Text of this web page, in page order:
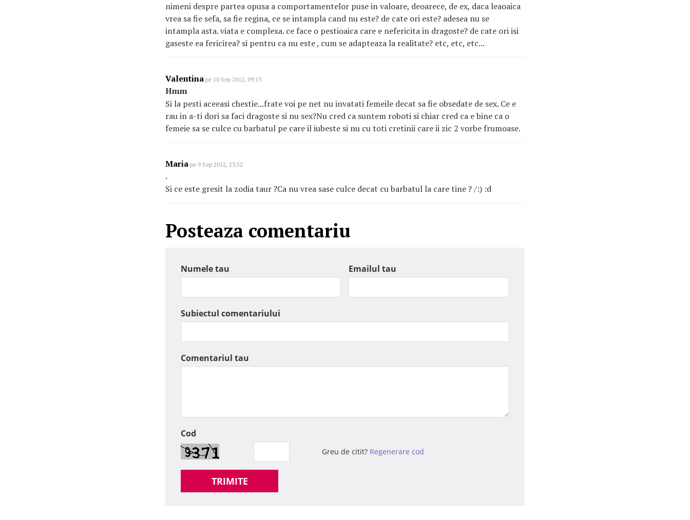
nimeni despre partea opusa a comportamentelor puse in valoare, deoarece, de ex, daca leaoaica
vrea sa fie sefa, sa fie regina, ce se intampla cand nu este? de cate ori este? adesea nu se
intampla asta. viata e complexa. ce face o pestioaica care e nefericita in dragoste? de cate ori isi
gaseste ea fericirea? si pentru ca nu este , cum se adapteaza la realitate? etc, etc, etc...
Valentina pe 10 Sep 2012, 09:13
Hmm
Si la pesti aceeasi chestie...frate voi pe net nu invatati femeile decat sa fie obsedate de sex. Ce e
rau in a-ti dori sa faci dragoste si nu sex?Nu cred ca suntem roboti si chiar cred ca e bine ca o
femeie sa se culce cu barbatul pe care il iubeste si nu cu toti cretinii care ii zic 2 vorbe frumoase.
Maria pe 9 Sep 2012, 23:52
.
Si ce este gresit la zodia taur ?Ca nu vrea sase culce decat cu barbatul la care tine ? /:) :d
Posteaza comentariu
Numele tau Emailul tau
Subiectul comentariului
Comentariul tau
Cod
Greu de citit? Regenerare cod
TRIMITE